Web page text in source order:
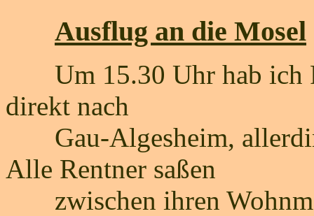
Ausflug an die Mosel
Um 15.30 Uhr hab ich
direkt nach
Gau-Algesheim,
Alle Rentner saßen
zwischen ihren